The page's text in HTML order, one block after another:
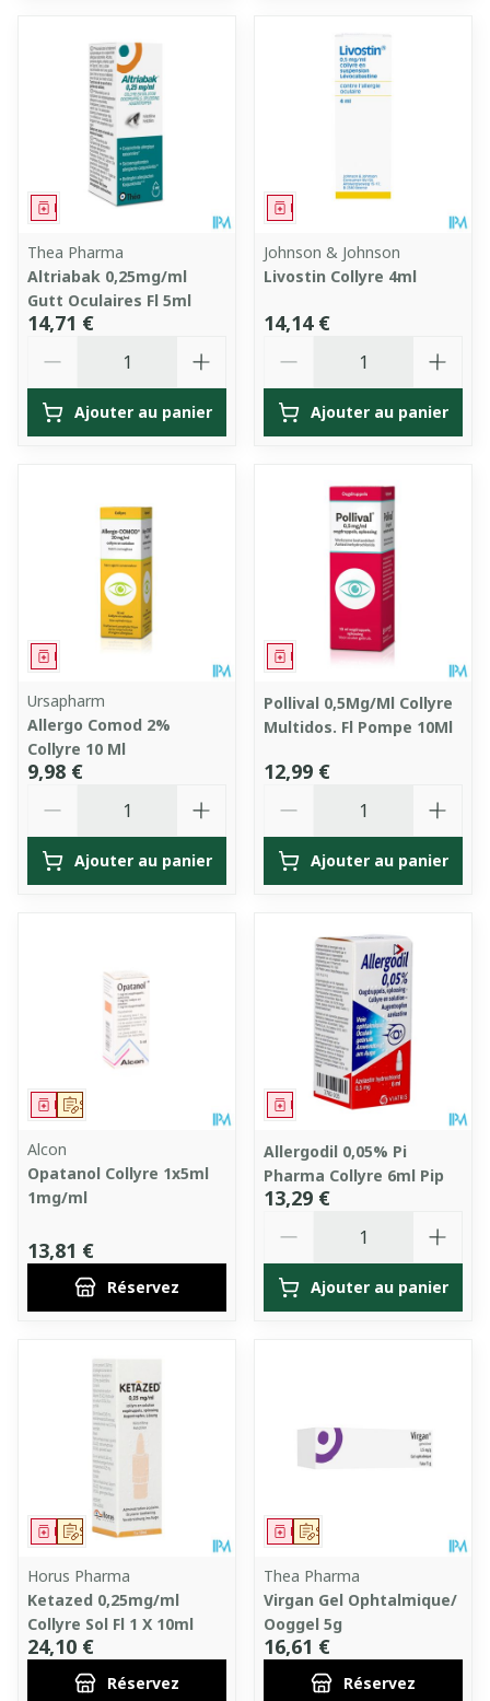
Médicament
Thea Pharma
Altriabak 0,25mg/ml
Gutt Oculaires Fl 5ml
14,71 €
Ajouter au panier
Médicament
Johnson & Johnson
Livostin Collyre 4ml
14,14 €
Ajouter au panier
Médicament
Ursapharm
Allergo Comod 2%
Collyre 10 Ml
9,98 €
Ajouter au panier
Médicament
Pollival 0,5Mg/Ml Collyre
Multidos. Fl Pompe 10Ml
12,99 €
Ajouter au panier
Sur prescription
Médicament
Alcon
Opatanol Collyre 1x5ml
1mg/ml
13,81 €
Réservez
Médicament
Allergodil 0,05% Pi
Pharma Collyre 6ml Pip
13,29 €
Ajouter au panier
Sur prescription
Médicament
Horus Pharma
Ketazed 0,25mg/ml
Collyre Sol Fl 1 X 10ml
24,10 €
Réservez
Sur prescription
Médicament
Thea Pharma
Virgan Gel Ophtalmique/
Ooggel 5g
16,61 €
Réservez